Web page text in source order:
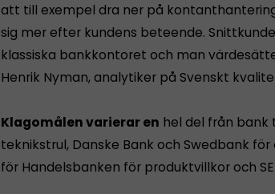
att till exempel dra ner på
sig mer efter kundens beteende.
klassiska bankkontoret och man
Henrik Nyman, analytiker på Svenskt
Klagomålen varierar en hel del från bank
teknikstrul, Danske Bank och Swedbank
för Handelsbanken för produktvillkor och